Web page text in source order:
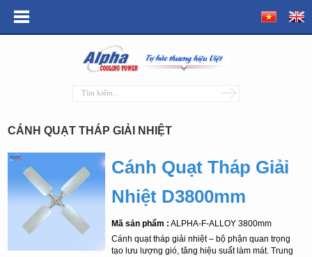
CÁNH QUẠT THÁP GIẢI NHIỆT
Cánh Quạt Tháp Giải
Nhiệt D3800mm
Mã sản phẩm : ALPHA-F-ALLOY 3800mm
Cánh quạt tháp giải nhiệt – bộ phận quan trọng
tạo lưu lượng gió, tăng hiệu suất làm mát. Trung